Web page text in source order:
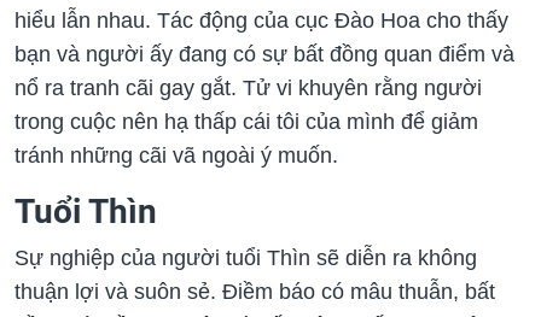
hiểu lẫn nhau. Tác động của cục Đào Hoa cho thấy
bạn và người ấy đang có sự bất đồng quan điểm và
nổ ra tranh cãi gay gắt. Tử vi khuyên rằng người
trong cuộc nên hạ thấp cái tôi của mình để giảm
tránh những cãi vã ngoài ý muốn.
Tuổi Thìn
Sự nghiệp của người tuổi Thìn sẽ diễn ra không
thuận lợi và suôn sẻ. Điềm báo có mâu thuẫn, bất